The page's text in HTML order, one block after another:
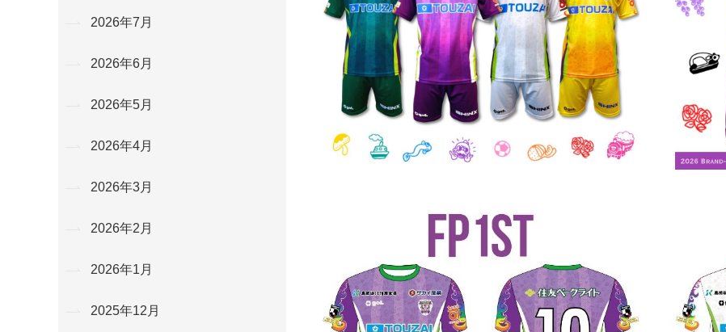
2026年7月
2026年6月
2026年5月
2026年4月
2026年3月
2026年2月
2026年1月
2025年12月